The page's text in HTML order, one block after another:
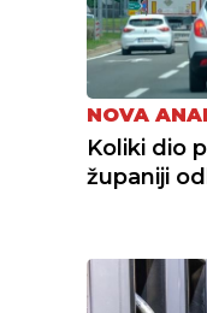
NOVA
Koliki dio
županiji